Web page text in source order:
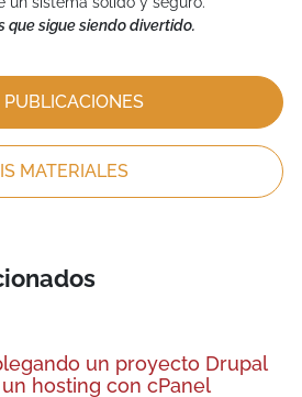
que sigue siendo divertido.
PUBLICACIONES
MATERIALES
un proyecto Drupal
hosting con cPanel